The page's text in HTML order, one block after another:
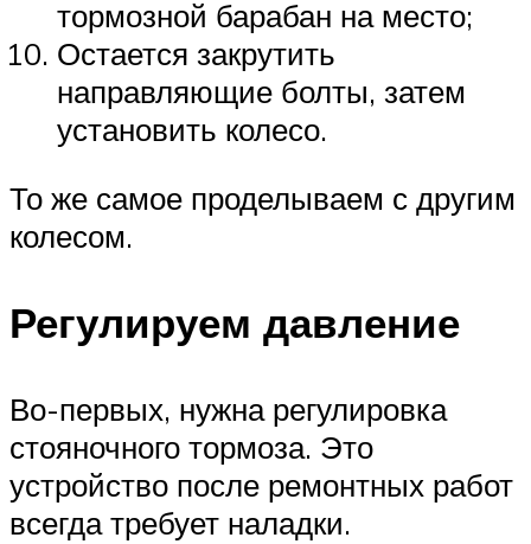
тормозной барабан на место;
Остается закрутить
направляющие болты, затем
установить колесо.
То же самое проделываем с другим
колесом.
Регулируем давление
Во-первых, нужна регулировка
стояночного тормоза. Это
устройство после ремонтных работ
всегда требует наладки.